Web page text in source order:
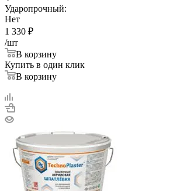
Ударопрочный:
Нет
1 330 ₽
/шт
В корзину
Купить в один клик
В корзину